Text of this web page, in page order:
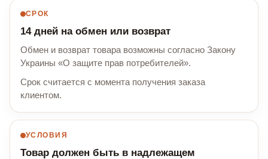
СРОК
14 дней на обмен или возврат
Обмен и возврат товара возможны согласно Закону
Украины «О защите прав потребителей».
Срок считается с момента получения заказа
клиентом.
УСЛОВИЯ
Товар должен быть в надлежащем